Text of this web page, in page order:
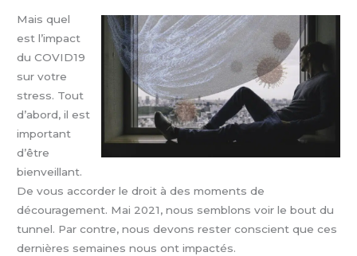
Mais quel
est l’impact
du COVID19
sur votre
stress. Tout
d’abord, il est
important
d’être
bienveillant.
De vous accorder le droit à des moments de
découragement. Mai 2021, nous semblons voir le bout du
tunnel. Par contre, nous devons rester conscient que ces
dernières semaines nous ont impactés.